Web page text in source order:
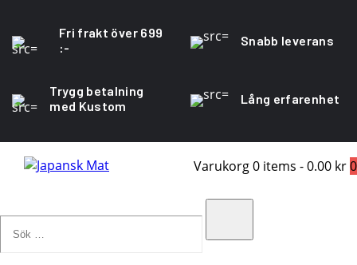
Fri frakt över 699
:-
Snabb leverans
Trygg betalning
med Kustom
Lång erfarenhet
Varukorg0 items -0.00 kr0